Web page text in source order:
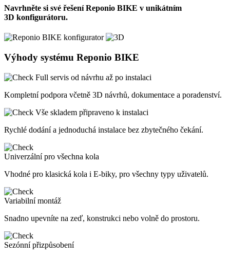
Navrhněte si své řešení Reponio BIKE v unikátním
3D konfigurátoru.
Výhody systému Reponio BIKE
Full servis od návrhu až po instalaci
Kompletní podpora včetně 3D návrhů, dokumentace a poradenství.
Vše skladem připraveno k instalaci
Rychlé dodání a jednoduchá instalace bez zbytečného čekání.
Univerzální pro všechna kola
Vhodné pro klasická kola i E-biky, pro všechny typy uživatelů.
Variabilní montáž
Snadno upevníte na zeď, konstrukci nebo volně do prostoru.
Sezónní přizpůsobení